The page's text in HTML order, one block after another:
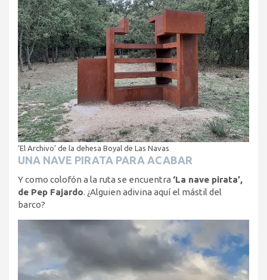
‘El Archivo’ de la dehesa Boyal de Las Navas
UNA NAVE PIRATA PARA ACABAR
Y como colofón a la ruta se encuentra ‘La nave pirata’,
de Pep Fajardo. ¿Alguien adivina aquí el mástil del
barco?